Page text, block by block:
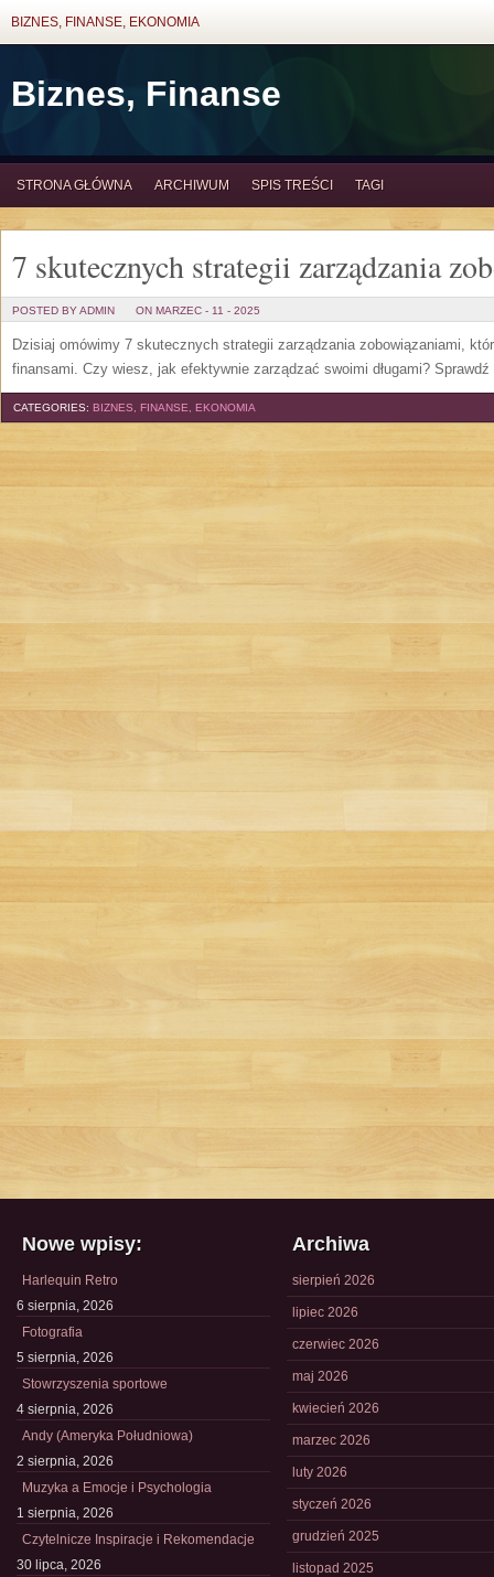
BIZNES, FINANSE, EKONOMIA
Biznes, Finanse
STRONA GŁÓWNA ARCHIWUM SPIS TREŚCI TAGI
7 skutecznych strategii zarządzania
POSTED BY ADMIN ON MARZEC - 11 - 2025
Dzisiaj omówimy 7 skutecznych strategii zarządzania zobowiązaniami,
finansami. Czy wiesz, jak efektywnie zarządzać swoimi długami? Sprawdź
CATEGORIES: BIZNES, FINANSE, EKONOMIA
Nowe wpisy:
Harlequin Retro
6 sierpnia, 2026
Fotografia
5 sierpnia, 2026
Stowrzyszenia sportowe
4 sierpnia, 2026
Andy (Ameryka Południowa)
2 sierpnia, 2026
Muzyka a Emocje i Psychologia
1 sierpnia, 2026
Czytelnicze Inspiracje i Rekomendacje
30 lipca, 2026
Archiwa
sierpień 2026
lipiec 2026
czerwiec 2026
maj 2026
kwiecień 2026
marzec 2026
luty 2026
styczeń 2026
grudzień 2025
listopad 2025